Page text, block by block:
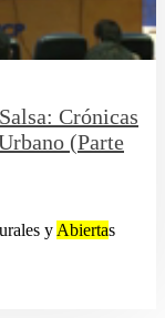
Crónicas
(Parte
y Abiertas